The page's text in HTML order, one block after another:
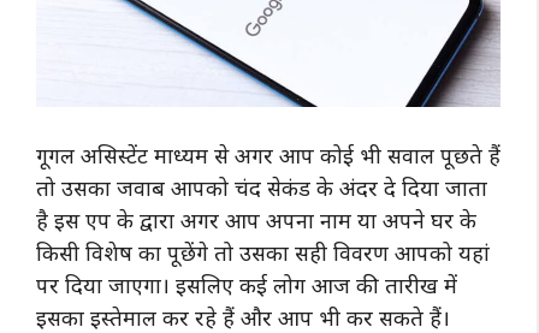
गूगल असिस्टेंट माध्यम से अगर आप कोई भी सवाल पूछते हैं
तो उसका जवाब आपको चंद सेकंड के अंदर दे दिया जाता
है इस एप के द्वारा अगर आप अपना नाम या अपने घर के
किसी विशेष का पूछेंगे तो उसका सही विवरण आपको यहां
पर दिया जाएगा। इसलिए कई लोग आज की तारीख में
इसका इस्तेमाल कर रहे हैं और आप भी कर सकते हैं।